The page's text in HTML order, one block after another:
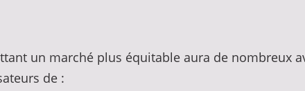
un marché plus équitable aura de nombreux
de :